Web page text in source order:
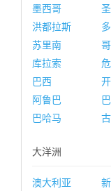
墨西哥
洪都拉斯
苏里南
库拉索
巴西
阿鲁巴
巴哈马
大洋洲
澳大利亚